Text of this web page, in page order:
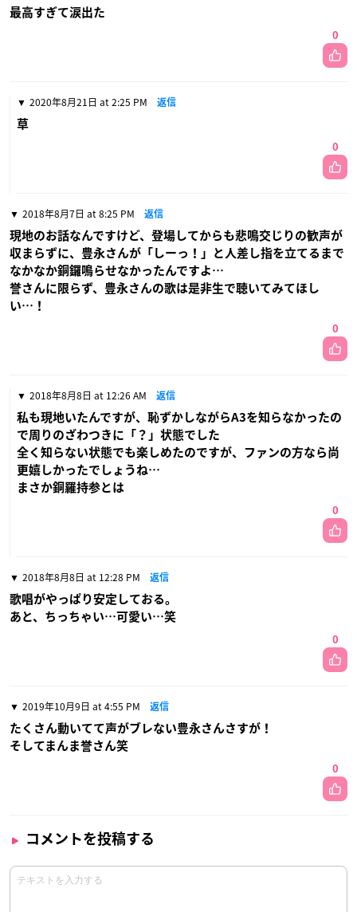
最高すぎて涙出た
0
2020年8月21日 at 2:25 PM 返信
草
0
2018年8月7日 at 8:25 PM 返信
現地のお話なんですけど、登場してからも悲鳴交じりの歓声が
収まらずに、豊永さんが「しーっ！」と人差し指を立てるまで
なかなか銅鑼鳴らせなかったんですよ…
誉さんに限らず、豊永さんの歌は是非生で聴いてみてほし
い…！
0
2018年8月8日 at 12:26 AM 返信
私も現地いたんですが、恥ずかしながらA3を知らなかったの
で周りのざわつきに「？」状態でした
全く知らない状態でも楽しめたのですが、ファンの方なら尚
更嬉しかったでしょうね…
まさか銅羅持参とは
0
2018年8月8日 at 12:28 PM 返信
歌唱がやっぱり安定しておる。
あと、ちっちゃい…可愛い…笑
0
2019年10月9日 at 4:55 PM 返信
たくさん動いてて声がブレない豊永さんさすが！
そしてまんま誉さん笑
0
コメントを投稿する